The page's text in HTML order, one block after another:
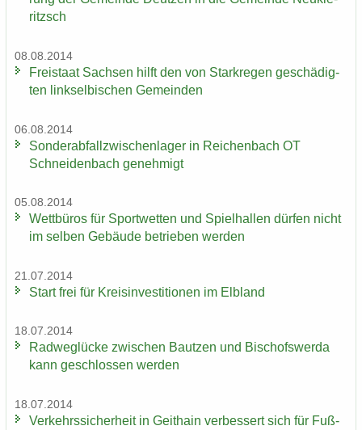
ritzsch
08.08.2014
Frei­staat Sach­sen hilft den von Stark­re­gen ge­schä­dig­
ten linksel­bi­schen Ge­mein­den
06.08.2014
Son­der­ab­fall­zwi­schen­la­ger in Rei­chen­bach OT
Schnei­den­bach ge­neh­migt
05.08.2014
Wett­bü­ros für Sport­wet­ten und Spiel­hal­len dür­fen nicht
im sel­ben Ge­bäu­de be­trie­ben wer­den
21.07.2014
Start frei für Kreis­in­ves­ti­tio­nen im Elb­land
18.07.2014
Rad­weg­lü­cke zwi­schen Baut­zen und Bi­schofs­wer­da
kann ge­schlos­sen wer­den
18.07.2014
Ver­kehrs­si­cher­heit in Geit­hain ver­bes­sert sich für Fuß­